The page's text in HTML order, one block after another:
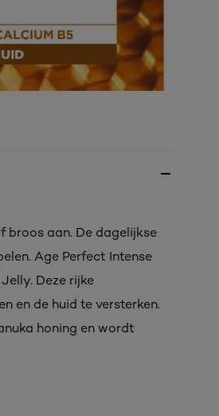
broos aan. De dagelijkse
Age Perfect Intense
Deze rijke
en de huid te versterken.
honing en wordt